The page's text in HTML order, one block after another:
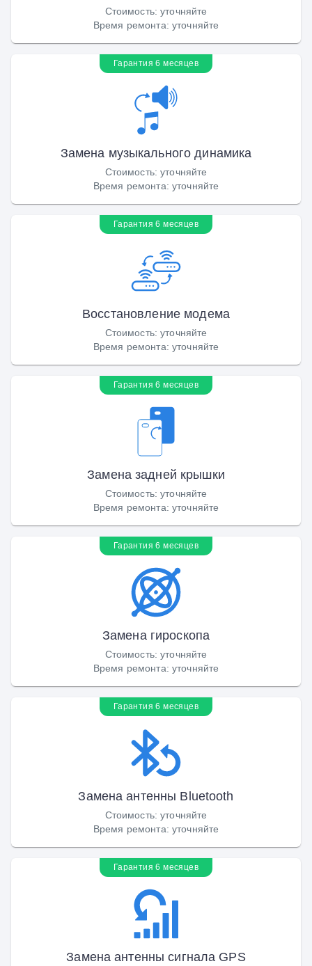
Стоимость:уточняйте
Время ремонта: уточняйте
Гарантия 6 месяцев
Замена музыкального динамика
Стоимость:уточняйте
Время ремонта: уточняйте
Гарантия 6 месяцев
Восстановление модема
Стоимость:уточняйте
Время ремонта: уточняйте
Гарантия 6 месяцев
Замена задней крышки
Стоимость:уточняйте
Время ремонта: уточняйте
Гарантия 6 месяцев
Замена гироскопа
Стоимость:уточняйте
Время ремонта: уточняйте
Гарантия 6 месяцев
Замена антенны Bluetooth
Стоимость:уточняйте
Время ремонта: уточняйте
Гарантия 6 месяцев
Замена антенны сигнала GPS